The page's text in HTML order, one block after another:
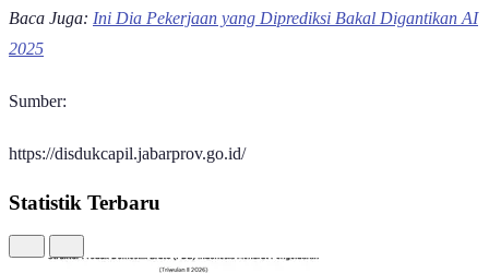
Baca Juga: Ini Dia Pekerjaan yang Diprediksi Bakal Digantikan AI
2025
Sumber:
https://disdukcapil.jabarprov.go.id/
Statistik Terbaru